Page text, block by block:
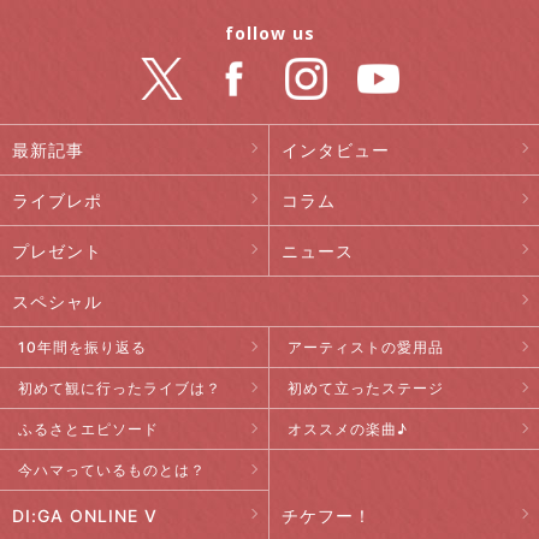
最新記事 インタビュー
ライブレポ コラム
プレゼント ニュース
スペシャル
10年間を振り返る アーティストの愛用品
初めて観に行ったライブは？ 初めて立ったステージ
ふるさとエピソード オススメの楽曲♪
今ハマっているものとは？
DI:GA ONLINE V チケフー！
follow us